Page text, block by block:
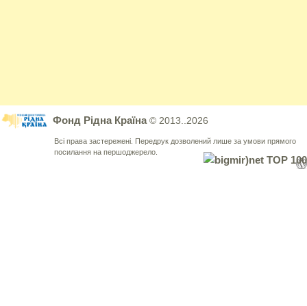
Фонд Рідна Країна© 2013..2026
Всі права застережені. Передрук дозволений лише за умови прямого
посилання на першоджерело.